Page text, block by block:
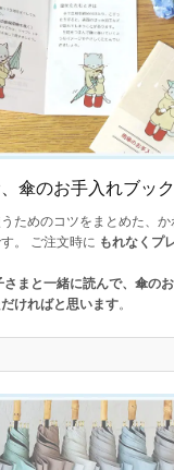
傘のお手入れブック
ためのコツをまとめた、
。 ご注文時に もれなくプ
さまと一緒に読んで、傘の
ければと思います。